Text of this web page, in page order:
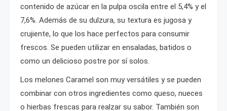
contenido de azúcar en la pulpa oscila entre el 5,4% y el
7,6%. Además de su dulzura, su textura es jugosa y
crujiente, lo que los hace perfectos para consumir
frescos. Se pueden utilizar en ensaladas, batidos o
como un delicioso postre por sí solos.
Los melones Caramel son muy versátiles y se pueden
combinar con otros ingredientes como queso, nueces
o hierbas frescas para realzar su sabor. También son